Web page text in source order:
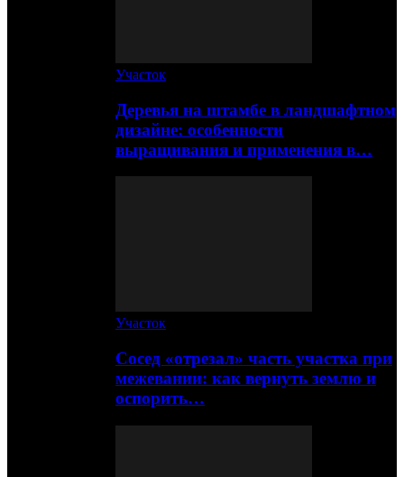
Участок
Деревья на штамбе в ландшафтном
дизайне: особенности
выращивания и применения в…
Участок
Сосед «отрезал» часть участка при
межевании: как вернуть землю и
оспорить…